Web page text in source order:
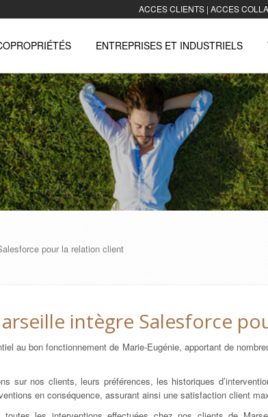
ACCES CLIENTS | ACCES
ENTREPRISES ET INDUSTRIELS
pour la relation client
intègre Salesforce
au bon fonctionnement de Marie-Eugénie, apportant de
sur nos clients, leurs préférences, les historiques
en conséquence, assurant ainsi une satisfaction client